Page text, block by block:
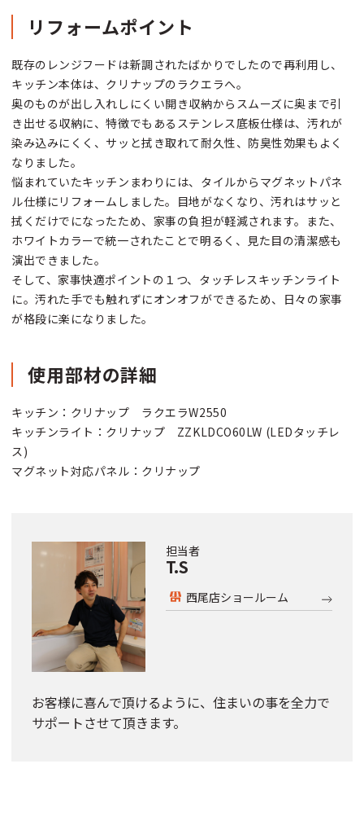
リフォームポイント
既存のレンジフードは新調されたばかりでしたので再利用し、
キッチン本体は、クリナップのラクエラへ。
奥のものが出し入れしにくい開き収納からスムーズに奥まで引
き出せる収納に、特徴でもあるステンレス底板仕様は、汚れが
染み込みにくく、サッと拭き取れて耐久性、防臭性効果もよく
なりました。
悩まれていたキッチンまわりには、タイルからマグネットパネ
ル仕様にリフォームしました。目地がなくなり、汚れはサッと
拭くだけでになったため、家事の負担が軽減されます。また、
ホワイトカラーで統一されたことで明るく、見た目の清潔感も
演出できました。
そして、家事快適ポイントの１つ、タッチレスキッチンライト
に。汚れた手でも触れずにオンオフができるため、日々の家事
が格段に楽になりました。
使用部材の詳細
キッチン：クリナップ ラクエラW2550
キッチンライト：クリナップ ZZKLDCO60LW (LEDタッチレ
ス)
マグネット対応パネル：クリナップ
担当者
T.S
西尾店ショールーム
お客様に喜んで頂けるように、住まいの事を全力で
サポートさせて頂きます。